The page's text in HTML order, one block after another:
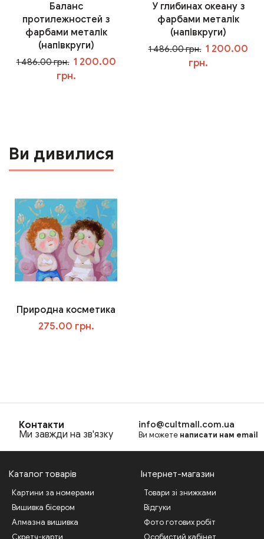
Баланс
протилежностей з
фарбами металік
(напівкруги)
1 486.00 грн. 1 200.00
грн.
У глибинах океану з
фарбами металік
(напівкруги)
1 486.00 грн. 1 200.00
грн.
Ви дивилися
Природна косметика
275.00 грн.
Контакти
Ми завжди на зв'язку
info@cultmall.com.ua
Ви можете написати нам email
Каталог товарів
Картини за номерами
Вишивка бісером
Алмазна вишивка
Скретч-карти
Інтернет-магазин
Товари зі знижками
Відгуки
Фото готових робіт
Особистий кабінет